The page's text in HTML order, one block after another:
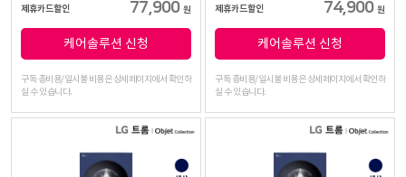
제휴카드할인
77,900 원
케어솔루션 신청
구독 총비용/일시불 비용은 상세페이지에서 확인하
실 수 있습니다.
제휴카드할인
74,900 원
케어솔루션 신청
구독 총비용/일시불 비용은 상세페이지에서 확인하
실 수 있습니다.